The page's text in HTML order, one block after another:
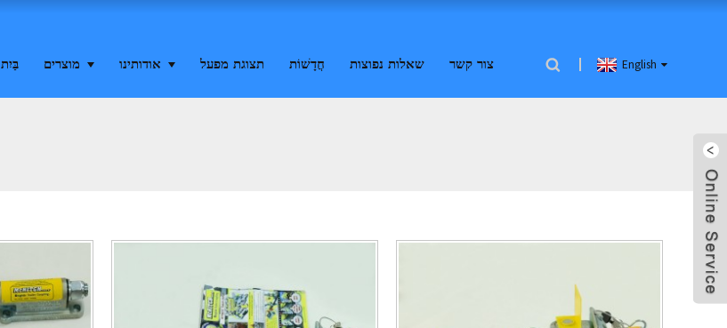
בַּיִת מוצרים אודותינו תצוגת מפעל חֲדָשׁוֹת שאלות נפוצות צור קשר English